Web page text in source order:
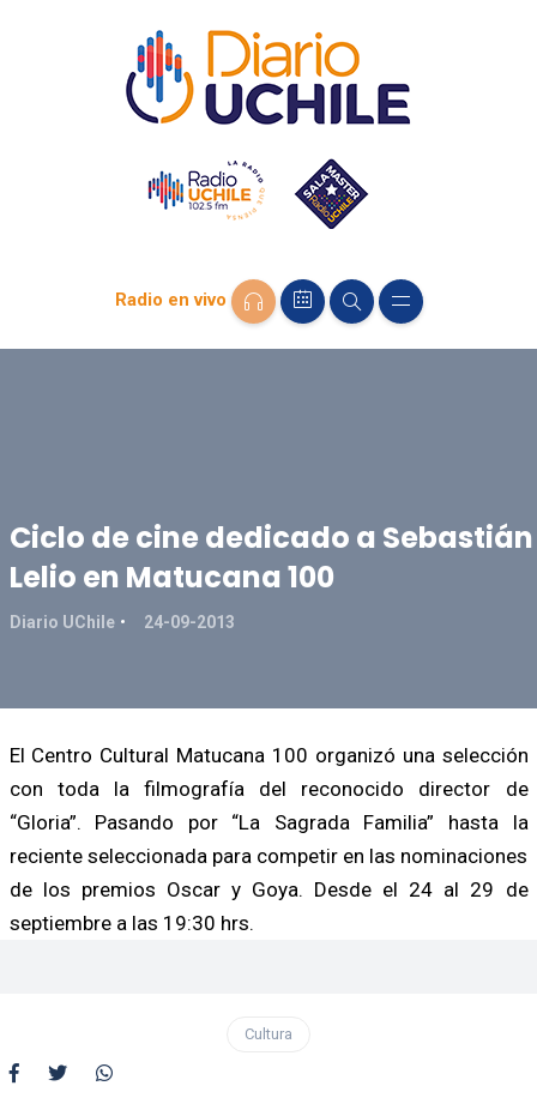
Radio en vivo
Ciclo de cine dedicado a Sebastián
Lelio en Matucana 100
Diario UChile 24-09-2013
El Centro Cultural Matucana 100 organizó una selección
con toda la filmografía del reconocido director de
“Gloria”. Pasando por “La Sagrada Familia” hasta la
reciente seleccionada para competir en las nominaciones
de los premios Oscar y Goya. Desde el 24 al 29 de
septiembre a las 19:30 hrs.
Cultura